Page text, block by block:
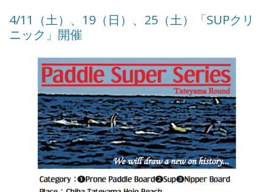
4/11（土）、19（日）、25（土）「SUPクリ
ニック」開催